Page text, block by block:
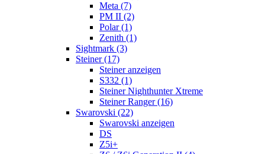
Meta (7)
PM II (2)
Polar (1)
Zenith (1)
Sightmark (3)
Steiner (17)
Steiner anzeigen
S332 (1)
Steiner Nighthunter Xtreme
Steiner Ranger (16)
Swarovski (22)
Swarovski anzeigen
DS
Z5i+